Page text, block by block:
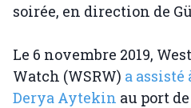
soirée, en direction de
Le 6 novembre 2019,
Watch (WSRW) a
Derya Aytekin au port